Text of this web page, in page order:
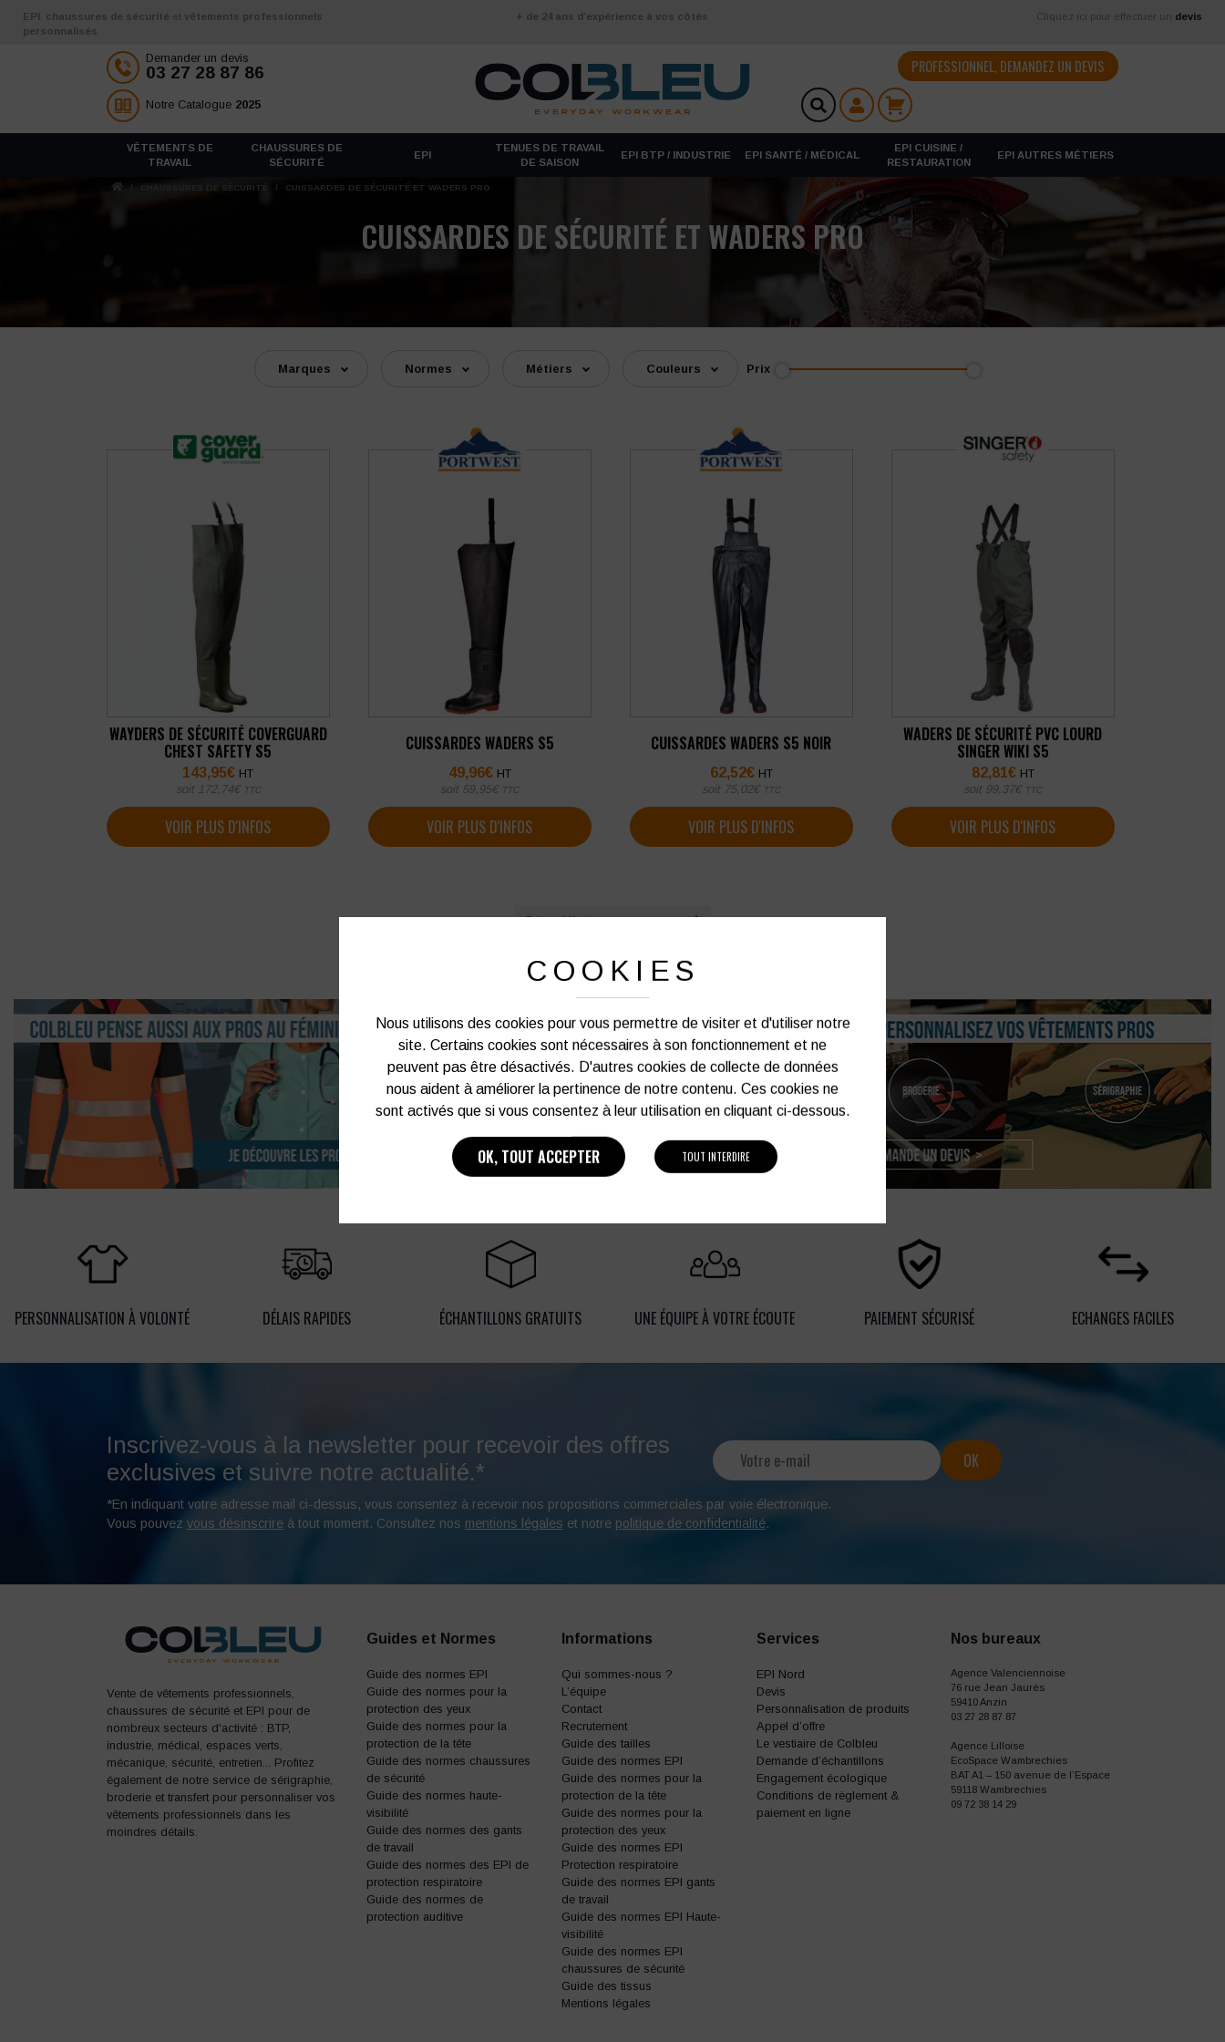
Aller au contenu
EPI chaussures de sécurité et vêtements professionnels
personnalisés
+ de 24 ans d’expérience à vos côtés Cliquez ici pour effectuer un devis
Demander un devis
03 27 28 87 86
Notre Catalogue 2025
PROFESSIONNEL, DEMANDEZ UN DEVIS
VÊTEMENTS DE
TRAVAIL
CHAUSSURES DE
SÉCURITÉ
EPI
TENUES DE TRAVAIL
DE SAISON
EPI BTP / INDUSTRIE EPI SANTÉ / MÉDICAL
EPI CUISINE /
RESTAURATION
EPI AUTRES MÉTIERS
/ CHAUSSURES DE SÉCURITÉ / CUISSARDES DE SÉCURITÉ ET WADERS PRO
CUISSARDES DE SÉCURITÉ ET WADERS PRO
Marques Normes Métiers Couleurs Prix
WAYDERS DE SÉCURITÉ COVERGUARD
CHEST SAFETY S5
143,95€ HT
soit 172,74€ TTC
VOIR PLUS D'INFOS
CUISSARDES WADERS S5
49,96€ HT
soit 59,95€ TTC
VOIR PLUS D'INFOS
CUISSARDES WADERS S5 NOIR
62,52€ HT
soit 75,02€ TTC
VOIR PLUS D'INFOS
WADERS DE SÉCURITÉ PVC LOURD
SINGER WIKI S5
82,81€ HT
soit 99,37€ TTC
VOIR PLUS D'INFOS
[ 4 produits ]
PERSONNALISATION À VOLONTÉ DÉLAIS RAPIDES ÉCHANTILLONS GRATUITS UNE ÉQUIPE À VOTRE ÉCOUTE PAIEMENT SÉCURISÉ ECHANGES FACILES
Inscrivez-vous à la newsletter pour recevoir des offres
exclusives et suivre notre actualité.*
*En indiquant votre adresse mail ci-dessus, vous consentez à recevoir nos propositions commerciales par voie électronique.
Vous pouvez vous désinscrire à tout moment. Consultez nos mentions légales et notre politique de confidentialité.
Vente de vêtements professionnels,
chaussures de sécurité et EPI pour de
nombreux secteurs d'activité : BTP,
industrie, médical, espaces verts,
mécanique, sécurité, entretien... Profitez
également de notre service de sérigraphie,
broderie et transfert pour personnaliser vos
vêtements professionnels dans les
moindres détails.
Guides et Normes
Guide des normes EPI
Guide des normes pour la
protection des yeux
Guide des normes pour la
protection de la tête
Guide des normes chaussures
de sécurité
Guide des normes haute-
visibilité
Guide des normes des gants
de travail
Guide des normes des EPI de
protection respiratoire
Guide des normes de
protection auditive
Informations
Qui sommes-nous ?
L’équipe
Contact
Recrutement
Guide des tailles
Guide des normes EPI
Guide des normes pour la
protection de la tête
Guide des normes pour la
protection des yeux
Guide des normes EPI
Protection respiratoire
Guide des normes EPI gants
de travail
Guide des normes EPI Haute-
visibilité
Guide des normes EPI
chaussures de sécurité
Guide des tissus
Mentions légales
Services
EPI Nord
Devis
Personnalisation de produits
Appel d’offre
Le vestiaire de Colbleu
Demande d’échantillons
Engagement écologique
Conditions de règlement &
paiement en ligne
Nos bureaux
Agence Valenciennoise
76 rue Jean Jaurès
59410 Anzin
03 27 28 87 87
Agence Lilloise
EcoSpace Wambrechies
BAT A1 – 150 avenue de l’Espace
59118 Wambrechies
09 72 38 14 29
COOKIES
Nous utilisons des cookies pour vous permettre de visiter et d'utiliser notre
site. Certains cookies sont nécessaires à son fonctionnement et ne
peuvent pas être désactivés. D'autres cookies de collecte de données
nous aident à améliorer la pertinence de notre contenu. Ces cookies ne
sont activés que si vous consentez à leur utilisation en cliquant ci-dessous.
OK, TOUT ACCEPTER TOUT INTERDIRE